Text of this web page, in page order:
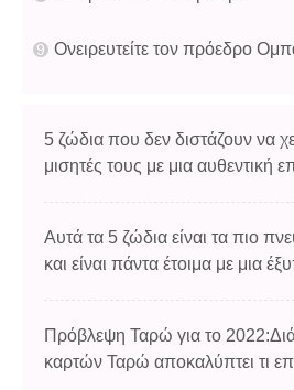
Ονειρευτείτε τον πρόεδρο
5 ζώδια που δεν διστάζουν να
μισητές τους με μια αυθεντική
Αυτά τα 5 ζώδια είναι τα πιο
και είναι πάντα έτοιμα με μια
Πρόβλεψη Ταρώ για το
καρτών Ταρώ αποκαλύπτει τι